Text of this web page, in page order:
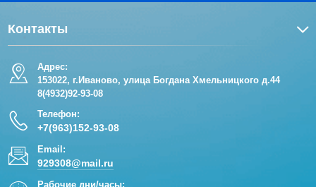
Контакты
Адрес:
153022, г.Иваново, улица Богдана Хмельницкого д.44
8(4932)92-93-08
Телефон:
+7(963)152-93-08
Email:
929308@mail.ru
Рабочие дни/часы: